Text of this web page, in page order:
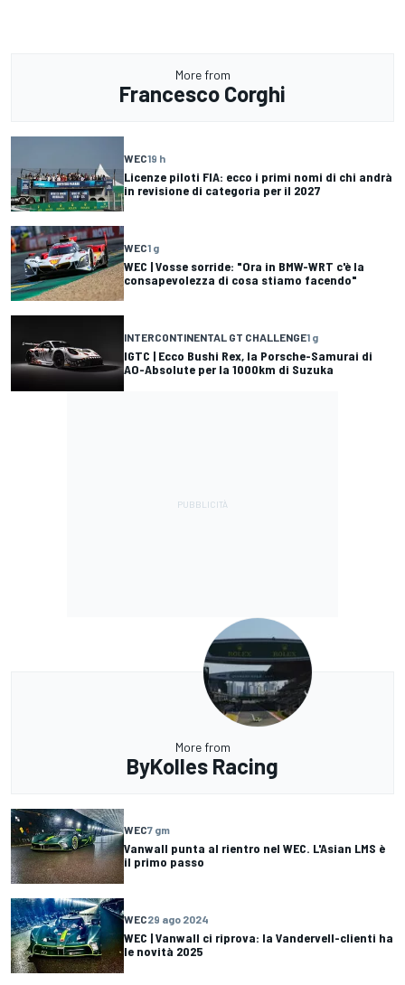
More from
Francesco Corghi
WEC19 h
Licenze piloti FIA: ecco i primi nomi di chi andrà
in revisione di categoria per il 2027
WEC1 g
WEC | Vosse sorride: "Ora in BMW-WRT c'è la
consapevolezza di cosa stiamo facendo"
INTERCONTINENTAL GT CHALLENGE1 g
IGTC | Ecco Bushi Rex, la Porsche-Samurai di
AO-Absolute per la 1000km di Suzuka
More from
ByKolles Racing
WEC7 gm
Vanwall punta al rientro nel WEC. L'Asian LMS è
il primo passo
WEC29 ago 2024
WEC | Vanwall ci riprova: la Vandervell-clienti ha
le novità 2025